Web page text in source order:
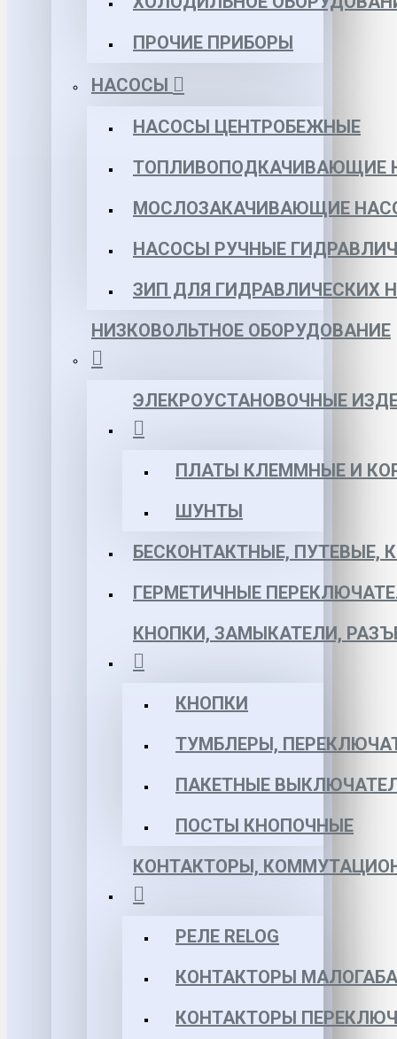
ПРОЧИЕ ПРИБОРЫ
НАСОСЫ
НАСОСЫ ЦЕНТРОБЕЖНЫЕ
ТОПЛИВОПОДКАЧИВАЮЩИЕ
МОСЛОЗАКАЧИВАЮЩИЕ
НАСОСЫ РУЧНЫЕ
ЗИП ДЛЯ ГИДРАВЛИЧЕСКИХ
НИЗКОВОЛЬТНОЕ ОБОРУДОВАНИЕ
ЭЛЕКРОУСТАНОВОЧНЫЕ
ПЛАТЫ КЛЕММНЫЕ И
ШУНТЫ
БЕСКОНТАКТНЫЕ, ПУТЕВЫЕ,
ГЕРМЕТИЧНЫЕ
КНОПКИ, ЗАМЫКАТЕЛИ,
КНОПКИ
ТУМБЛЕРЫ,
ПАКЕТНЫЕ
ПОСТЫ КНОПОЧНЫЕ
КОНТАКТОРЫ,
РЕЛЕ RELOG
КОНТАКТОРЫ
КОНТАКТОРЫ